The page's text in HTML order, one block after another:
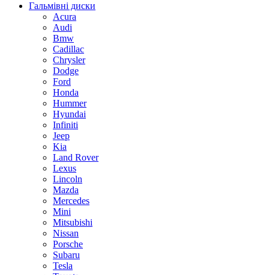
Гальмівні диски
Acura
Audi
Bmw
Cadillac
Chrysler
Dodge
Ford
Honda
Hummer
Hyundai
Infiniti
Jeep
Kia
Land Rover
Lexus
Lincoln
Mazda
Mercedes
Mini
Mitsubishi
Nissan
Porsche
Subaru
Tesla